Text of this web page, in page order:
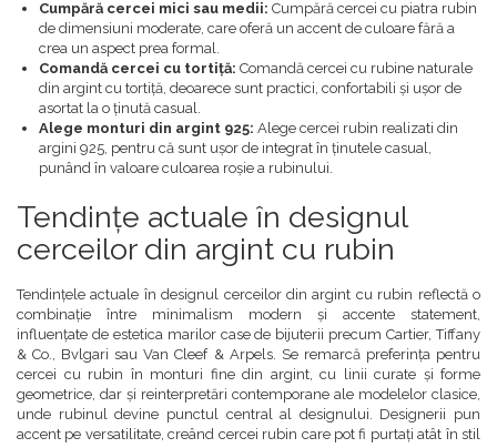
Cumpără cercei mici sau medii: Cumpără cercei cu piatra rubin
de dimensiuni moderate, care oferă un accent de culoare fără a
crea un aspect prea formal.
Comandă cercei cu tortiță: Comandă cercei cu rubine naturale
din argint cu tortiță, deoarece sunt practici, confortabili și ușor de
asortat la o ținută casual.
Alege monturi din argint 925: Alege cercei rubin realizati din
argini 925, pentru că sunt ușor de integrat în ținutele casual,
punând în valoare culoarea roșie a rubinului.
Tendințe actuale în designul
cerceilor din argint cu rubin
Tendințele actuale în designul cerceilor din argint cu rubin reflectă o
combinație între minimalism modern și accente statement,
influențate de estetica marilor case de bijuterii precum Cartier, Tiffany
& Co., Bvlgari sau Van Cleef & Arpels. Se remarcă preferința pentru
cercei cu rubin în monturi fine din argint, cu linii curate și forme
geometrice, dar și reinterpretări contemporane ale modelelor clasice,
unde rubinul devine punctul central al designului. Designerii pun
accent pe versatilitate, creând cercei rubin care pot fi purtați atât în stil